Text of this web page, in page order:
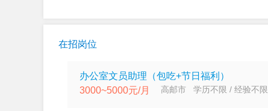
在招岗位
办公室文员助理（包吃+节日福利）
3000~5000元/月 高邮市 学历不限 / 经验不限